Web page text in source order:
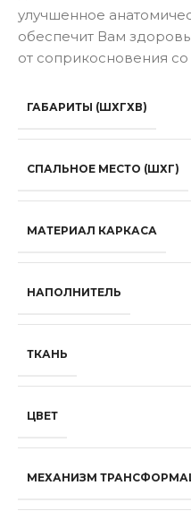
улучшенное
обеспечит Вам
от соприкосновения
ГАБАРИТЫ (ШХГХВ)
СПАЛЬНОЕ МЕСТО (ШХГ)
МАТЕРИАЛ КАРКАСА
НАПОЛНИТЕЛЬ
ТКАНЬ
ЦВЕТ
МЕХАНИЗМ